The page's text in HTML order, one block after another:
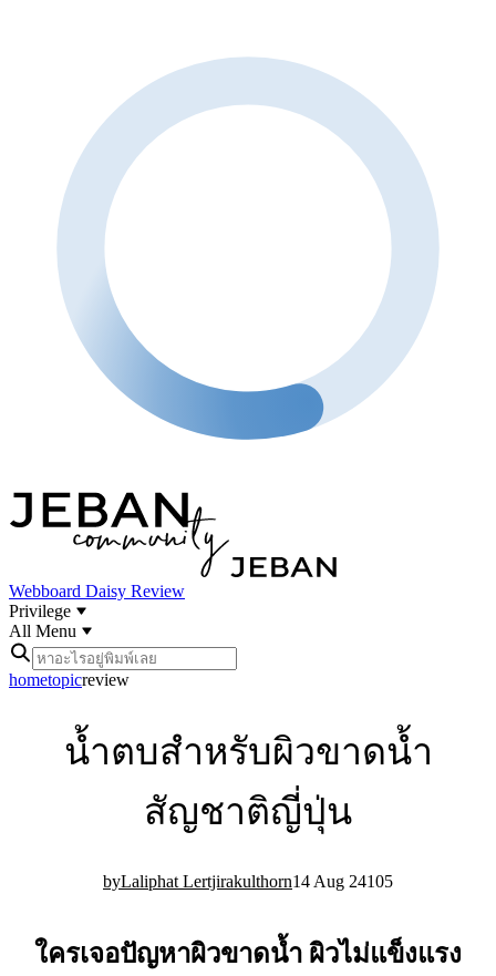
Webboard Daisy Review
Privilege
All Menu
hometopicreview
น้ำตบสำหรับผิวขาดน้ำ
สัญชาติญี่ปุ่น
Laliphat Lertjirakulthorn14 Aug 24105
ใครเจอปัญหาผิวขาดน้ำ ผิวไม่แข็งแรง